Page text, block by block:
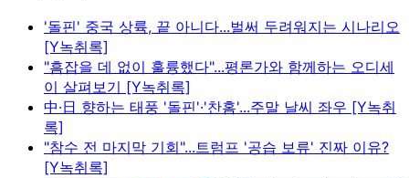
'돌핀' 중국 상륙, 끝 아니다...벌써 두려워지는 시나리오
[Y녹취록]
"흠잡을 데 없이 훌륭했다"...평론가와 함께하는 오디세
이 살펴보기 [Y녹취록]
中·日 향하는 태풍 '돌핀'·'찬홈'...주말 날씨 좌우 [Y녹취
록]
"참수 전 마지막 기회"...트럼프 '공습 보류' 진짜 이유?
[Y녹취록]